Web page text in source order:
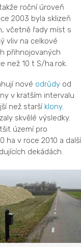
roční úroveň
2003 byla sklizeň
včetně řady míst s
vliv na celkové
přihnojovaných
než 10 t S/ha.rok.
nové odrůdy od
v kratším intervalu
než starší klony.
skvělé výsledky.
území pro
ha v roce 2010 a další
dekádách.